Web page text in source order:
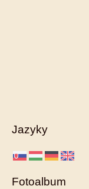
Jazyky
Fotoalbum